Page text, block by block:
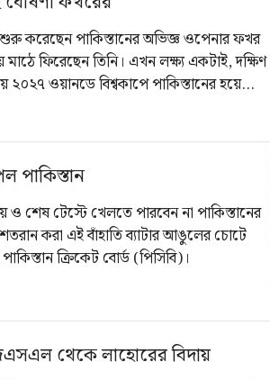
শুরু করেছেন পাকিস্তানের অভিজ্ঞ ওপেনার ফখর
ফিরেছেন তিনি। এখন লক্ষ্য একটাই, দক্ষিণ
২০২৭ ওয়ানডে বিশ্বকাপে পাকিস্তানের হয়ে
পাকিস্তান ক্রিকেট বোর্ডের (পিসিবি) সাদা
ব্যাটার।
পাকিস্তান
ও শেষ টেস্টে খেলতে পারবেন না পাকিস্তানের
করা এই বাঁহাতি ব্যাটার আঙুলের চোটে
ক্রিকেট বোর্ড (পিসিবি)।
থেকে লাহোরের বিদায়